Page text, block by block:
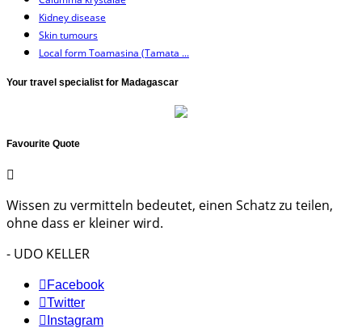
Kidney disease
Skin tumours
Local form Toamasina (Tamata ...
Your travel specialist for Madagascar
Favourite Quote
Wissen zu vermitteln bedeutet, einen Schatz zu teilen,
ohne dass er kleiner wird.
- UDO KELLER
Facebook
Twitter
Instagram